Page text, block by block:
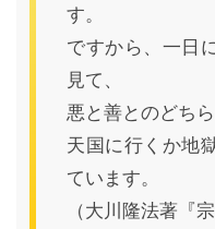
す。
ですから、一日
見て、
悪と善とのどち
天国に行くか地
ています。
（大川隆法著『